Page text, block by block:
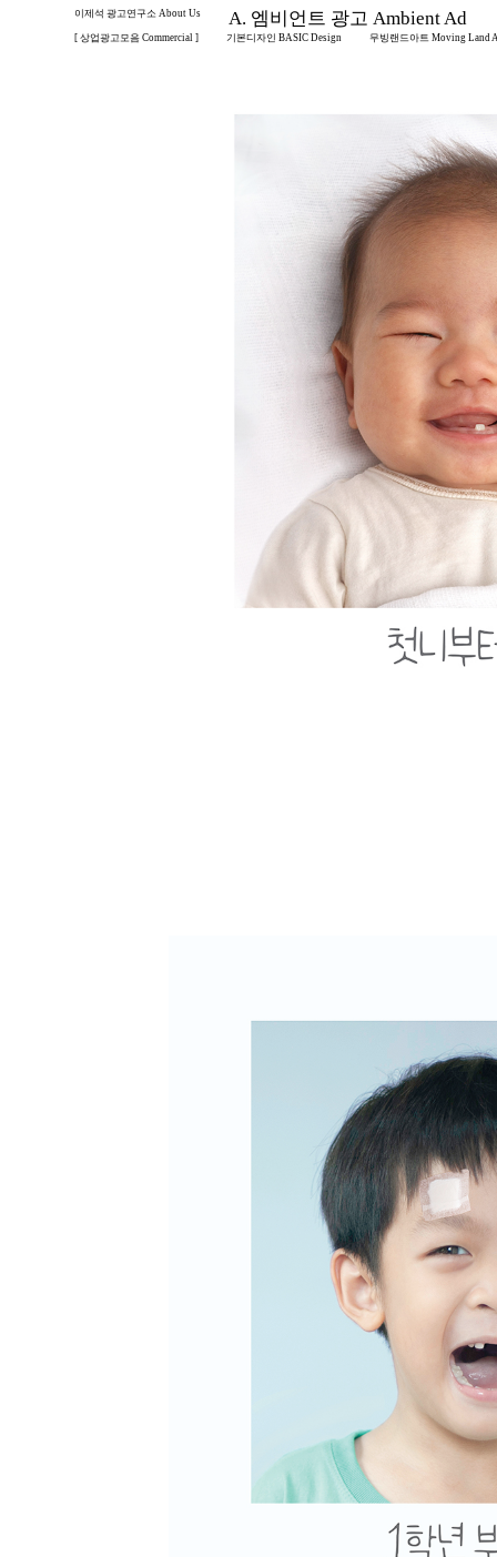
이제석 광고연구소 About Us A. 엠비언트 광고 Ambient Ad
[ 상업광고모음 Commercial ] 기본디자인 BASIC Design 무빙랜드아트 Moving Land